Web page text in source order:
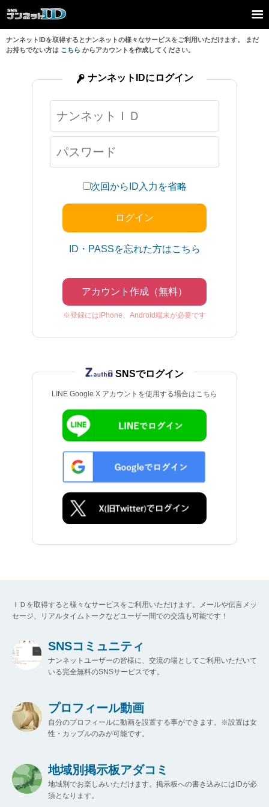
ナンネットIDを取得するとナンネットの様々なサービスをご利用いただけます。 まだ
お持ちでない方は こちら からアカウントを作成してください。
次回からID入力を省略
ID・PASSを忘れた方はこちら
アカウント作成（無料）
※登録にはiPhone、Android端末が必要です
ナンネットIDにログイン
LINE Google X アカウントを使用する場合はこちら
SNSでログイン
ＩＤを取得すると様々なサービスをご利用いただけます。メールや伝言メッ
セージ、リアルタイムトークなどユーザー間での交流も可能です！
SNSコミュニティ
ナンネットユーザーの皆様に、交流の場としてご利用いただいて
いる完全無料のSNSサービスです。
プロフィール動画
自分のプロフィールに動画を設置する事ができます。※設置は女
性・カップルのみが可能です。
地域別掲示板アダコミ
地域別でお楽しみいただけます。掲示板への書き込みにはIDが必
須となります。